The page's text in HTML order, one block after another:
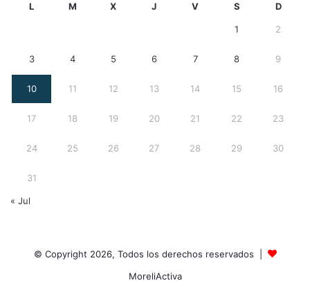
L M X J V S D
1 2
3 4 5 6 7 8 9
10 11 12 13 14 15 16
17 18 19 20 21 22 23
24 25 26 27 28 29 30
31
« Jul
© Copyright 2026, Todos los derechos reservados |
MoreliActiva